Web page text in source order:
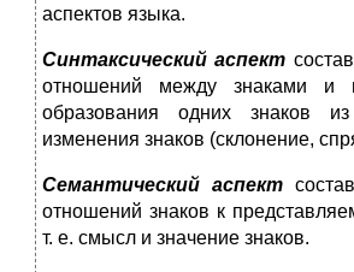
аспектов языка.
Синтаксический аспект
отношений между знаками и
образования одних знаков
изменения знаков (склонение,
Семантический аспект
отношений знаков к
т. е. смысл и значение зна­ков.